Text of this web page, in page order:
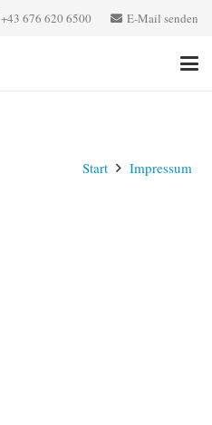
+43 676 620 6500‬ E-Mail senden
Start Impressum